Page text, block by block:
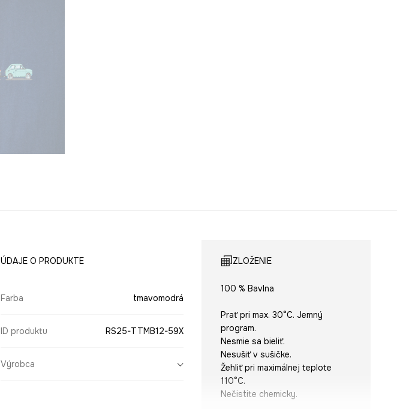
ÚDAJE O PRODUKTE
Farba tmavomodrá
ID produktu RS25-TTMB12-59X
Výrobca
ZLOŽENIE
100 % Bavlna
Prať pri max. 30°C. Jemný
program.
Nesmie sa bieliť.
Nesušiť v sušičke.
Žehliť pri maximálnej teplote
110°C.
Nečistite chemicky.